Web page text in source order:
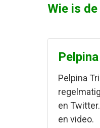
Wie is
Pelpina
en
en video.